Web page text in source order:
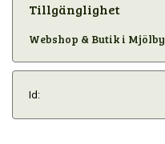
Tillgänglighet
Webshop & Butik i Mjölby
Id: